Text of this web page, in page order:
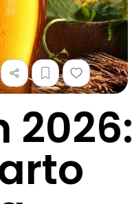
2026: